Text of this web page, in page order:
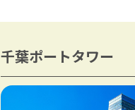
千葉ポートタワー